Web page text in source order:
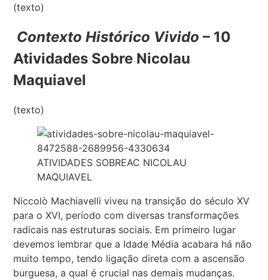
(texto)
Contexto Histórico Vivido – 10
Atividades Sobre Nicolau
Maquiavel
(texto)
ATIVIDADES SOBREAC NICOLAU
MAQUIAVEL
Niccolò Machiavelli viveu na transição do século XV
para o XVI, período com diversas transformações
radicais nas estruturas sociais. Em primeiro lugar
devemos lembrar que a Idade Média acabara há não
muito tempo, tendo ligação direta com a ascensão
burguesa, a qual é crucial nas demais mudanças.